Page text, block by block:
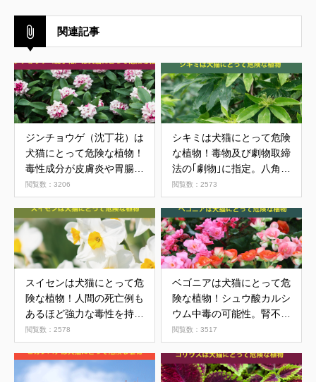
関連記事
ジンチョウゲ（沈丁花）は
犬猫にとって危険な植物！
毒性成分が皮膚炎や胃腸障
害を引き起こす
閲覧数：3206
シキミは犬猫にとって危険
な植物！毒物及び劇物取締
法の｢劇物｣に指定。八角と
の誤食に注意
閲覧数：2573
スイセンは犬猫にとって危
険な植物！人間の死亡例も
あるほど強力な毒性を持っ
ている
閲覧数：2578
ベゴニアは犬猫にとって危
険な植物！シュウ酸カルシ
ウム中毒の可能性。腎不全
のリスクも
閲覧数：3517